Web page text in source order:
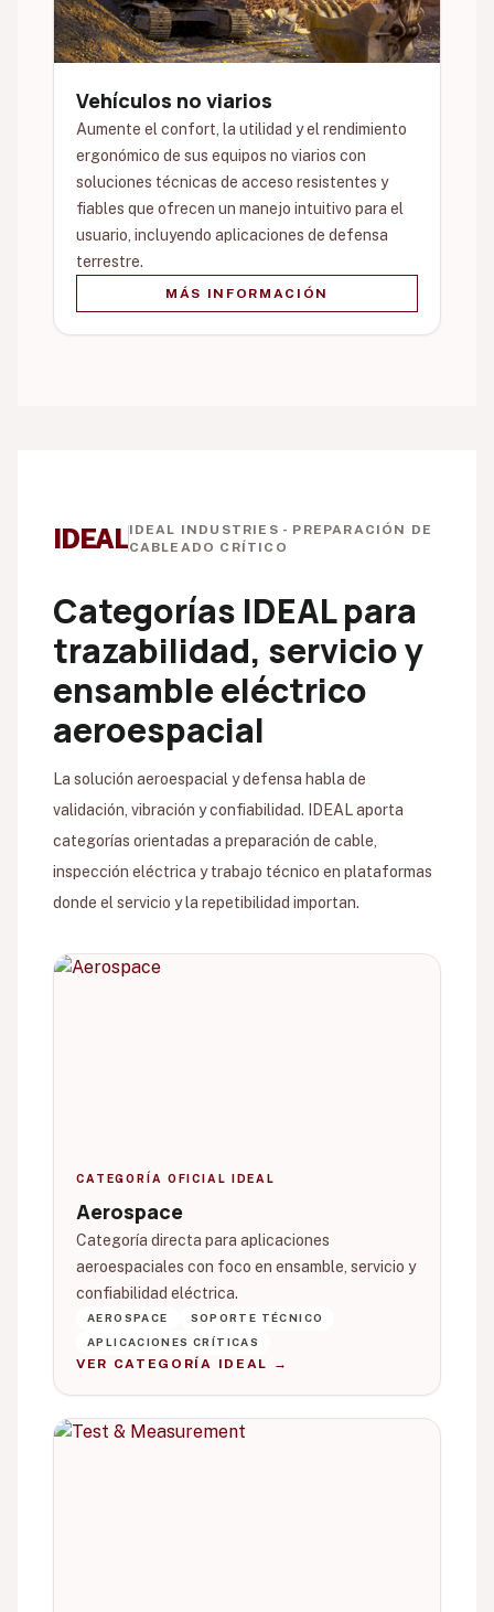
Vehículos no viarios
Aumente el confort, la utilidad y el rendimiento
ergonómico de sus equipos no viarios con
soluciones técnicas de acceso resistentes y
fiables que ofrecen un manejo intuitivo para el
usuario, incluyendo aplicaciones de defensa
terrestre.
MÁS INFORMACIÓN
IDEALIDEAL INDUSTRIES - PREPARACIÓN DE
CABLEADO CRÍTICO
Categorías IDEAL para
trazabilidad, servicio y
ensamble eléctrico
aeroespacial
La solución aeroespacial y defensa habla de
validación, vibración y confiabilidad. IDEAL aporta
categorías orientadas a preparación de cable,
inspección eléctrica y trabajo técnico en plataformas
donde el servicio y la repetibilidad importan.
CATEGORÍA OFICIAL IDEAL
Aerospace
Categoría directa para aplicaciones
aeroespaciales con foco en ensamble, servicio y
confiabilidad eléctrica.
AEROSPACE
SOPORTE TÉCNICO
APLICACIONES CRÍTICAS
VER CATEGORÍA IDEAL →